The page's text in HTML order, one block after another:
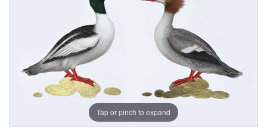
Tap or pinch to expand